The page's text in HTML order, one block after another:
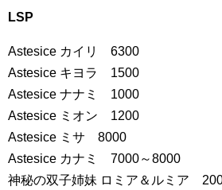
LSP
Astesice カイリ 6300
Astesice キヨラ 1500
Astesice ナナミ 1000
Astesice ミオン 1200
Astesice ミサ 8000
Astesice カナミ 7000～8000
神秘の双子姉妹 ロミア＆ルミア